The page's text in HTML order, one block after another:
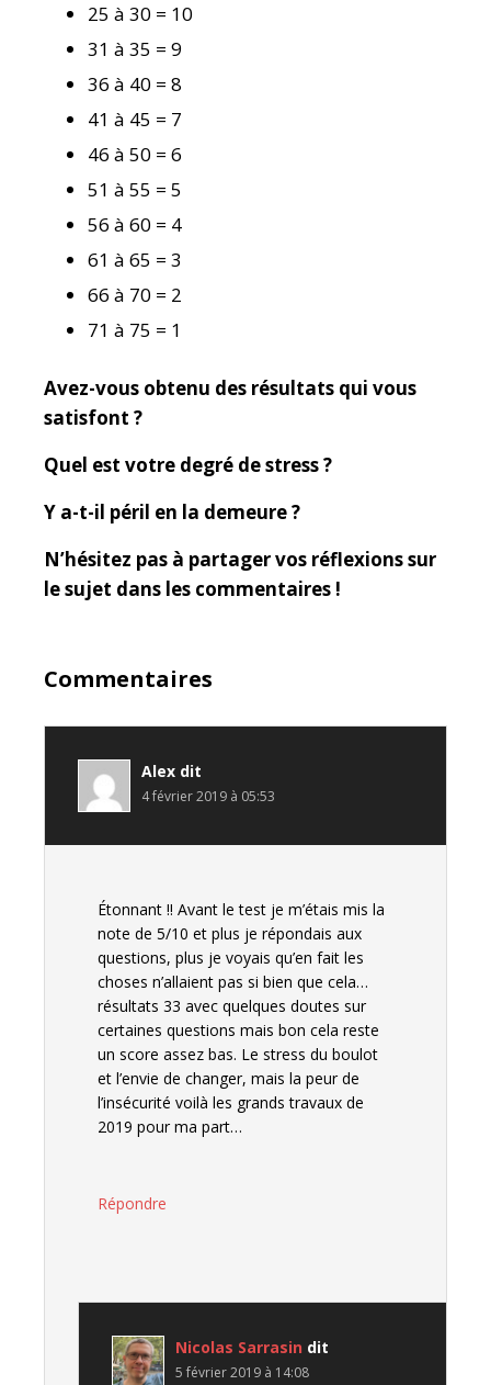
25 à 30 = 10
31 à 35 = 9
36 à 40 = 8
41 à 45 = 7
46 à 50 = 6
51 à 55 = 5
56 à 60 = 4
61 à 65 = 3
66 à 70 = 2
71 à 75 = 1
Avez-vous obtenu des résultats qui vous
satisfont ?
Quel est votre degré de stress ?
Y a-t-il péril en la demeure ?
N’hésitez pas à partager vos réflexions sur
le sujet dans les commentaires !
Commentaires
Alex dit
4 février 2019 à 05:53
Étonnant !! Avant le test je m’étais mis la
note de 5/10 et plus je répondais aux
questions, plus je voyais qu’en fait les
choses n’allaient pas si bien que cela…
résultats 33 avec quelques doutes sur
certaines questions mais bon cela reste
un score assez bas. Le stress du boulot
et l’envie de changer, mais la peur de
l’insécurité voilà les grands travaux de
2019 pour ma part…
Répondre
Nicolas Sarrasin dit
5 février 2019 à 14:08